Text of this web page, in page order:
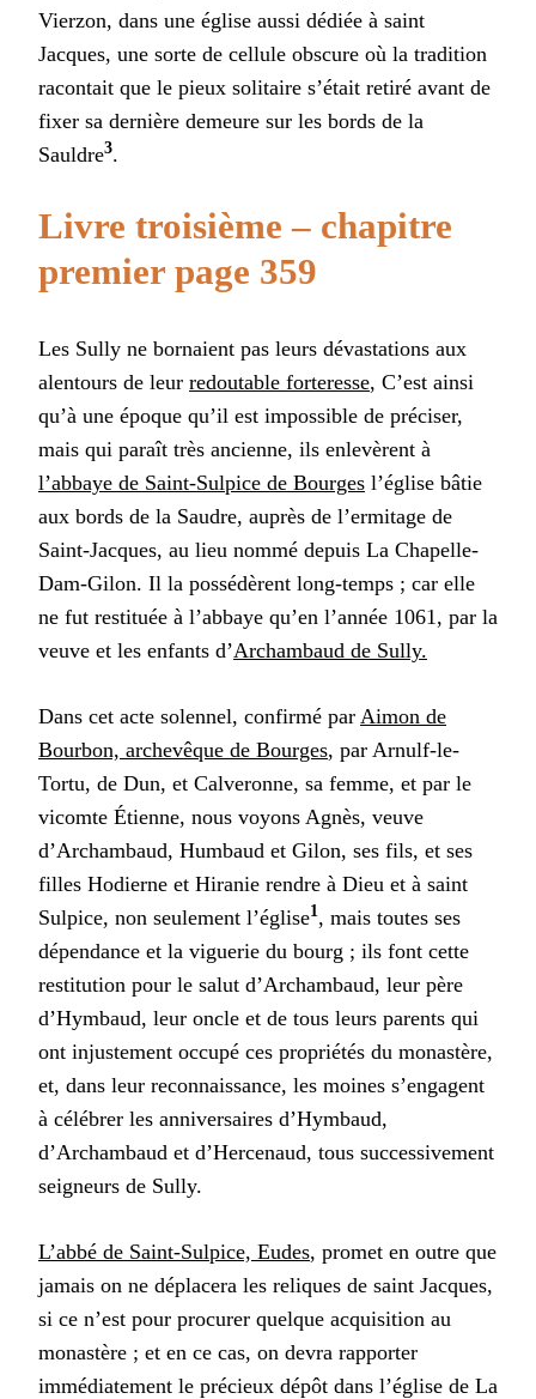
Vierzon, dans une église aussi dédiée à saint
Jacques, une sorte de cellule obscure où la tradition
racontait que le pieux solitaire s’était retiré avant de
fixer sa dernière demeure sur les bords de la
Sauldre3.
Livre troisième – chapitre
premier page 359
Les Sully ne bornaient pas leurs dévastations aux
alentours de leur redoutable forteresse, C’est ainsi
qu’à une époque qu’il est impossible de préciser,
mais qui paraît très ancienne, ils enlevèrent à
l’abbaye de Saint-Sulpice de Bourges l’église bâtie
aux bords de la Saudre, auprès de l’ermitage de
Saint-Jacques, au lieu nommé depuis La Chapelle-
Dam-Gilon. Il la possédèrent long-temps ; car elle
ne fut restituée à l’abbaye qu’en l’année 1061, par la
veuve et les enfants d’Archambaud de Sully.
Dans cet acte solennel, confirmé par Aimon de
Bourbon, archevêque de Bourges, par Arnulf-le-
Tortu, de Dun, et Calveronne, sa femme, et par le
vicomte Étienne, nous voyons Agnès, veuve
d’Archambaud, Humbaud et Gilon, ses fils, et ses
filles Hodierne et Hiranie rendre à Dieu et à saint
Sulpice, non seulement l’église1, mais toutes ses
dépendance et la viguerie du bourg ; ils font cette
restitution pour le salut d’Archambaud, leur père
d’Hymbaud, leur oncle et de tous leurs parents qui
ont injustement occupé ces propriétés du monastère,
et, dans leur reconnaissance, les moines s’engagent
à célébrer les anniversaires d’Hymbaud,
d’Archambaud et d’Hercenaud, tous successivement
seigneurs de Sully.
L’abbé de Saint-Sulpice, Eudes, promet en outre que
jamais on ne déplacera les reliques de saint Jacques,
si ce n’est pour procurer quelque acquisition au
monastère ; et en ce cas, on devra rapporter
immédiatement le précieux dépôt dans l’église de La